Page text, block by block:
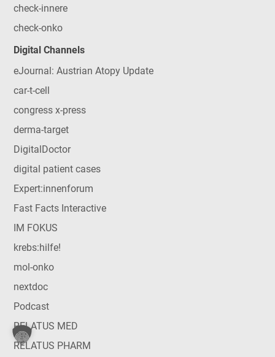
check-innere
check-onko
Digital Channels
eJournal: Austrian Atopy Update
car-t-cell
congress x-press
derma-target
DigitalDoctor
digital patient cases
Expert:innenforum
Fast Facts Interactive
IM FOKUS
krebs:hilfe!
mol-onko
nextdoc
Podcast
RELATUS MED
RELATUS PHARM